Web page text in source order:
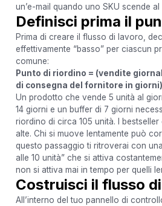
un’e-mail quando uno SKU scende
Definisci prima il
Prima di creare il flusso di lavoro,
effettivamente “basso” per ciascun
comune:
Punto di riordino = (vendite
di consegna del fornitore in
Un prodotto che vende 5 unità al
14 giorni e un buffer di 7 giorni
riordino di circa 105 unità. I
alte. Chi si muove lentamente può
questo passaggio ti ritroverai con
alle 10 unità” che si attiva
non si attiva mai in tempo per quelli
Costruisci il flusso
All’interno del tuo pannello di